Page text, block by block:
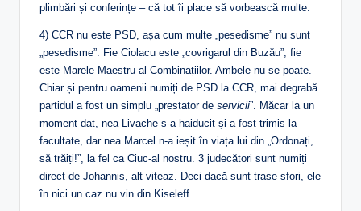
plimbări și conferințe – că tot îi place să vorbească multe.
4) CCR nu este PSD, așa cum multe „pesedisme” nu sunt
„pesedisme”. Fie Ciolacu este „covrigarul din Buzău”, fie
este Marele Maestru al Combinațiilor. Ambele nu se poate.
Chiar și pentru oamenii numiți de PSD la CCR, mai degrabă
partidul a fost un simplu „prestator de servicii”. Măcar la un
moment dat, nea Livache s-a haiducit și a fost trimis la
facultate, dar nea Marcel n-a ieșit în viața lui din „Ordonați,
să trăiți!”, la fel ca Ciuc-al nostru. 3 judecători sunt numiți
direct de Johannis, alt viteaz. Deci dacă sunt trase sfori, ele
în nici un caz nu vin din Kiseleff.